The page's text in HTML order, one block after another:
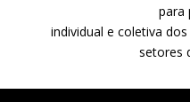
para
individual e coletiva
setores